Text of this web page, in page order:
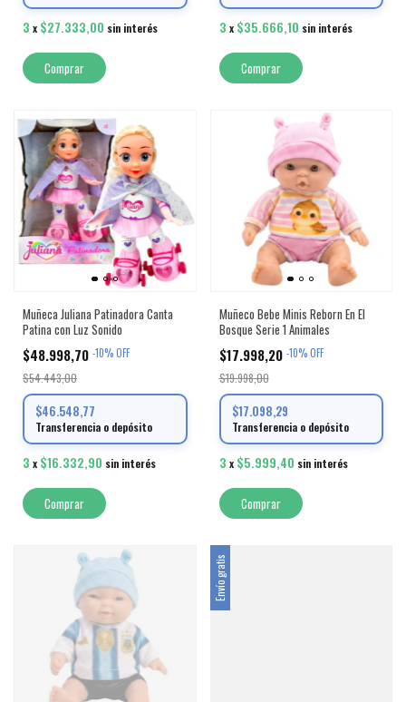
3 x $27.333,00 sin interés 3 x $35.666,10 sin interés
Muñeca Juliana Patinadora Canta
Patina con Luz Sonido
$48.998,70 -10%OFF
$54.443,00
$46.548,77
Transferencia o depósito
3 x $16.332,90 sin interés
Muñeco Bebe Minis Reborn En El
Bosque Serie 1 Animales
$17.998,20 -10%OFF
$19.998,00
$17.098,29
Transferencia o depósito
3 x $5.999,40 sin interés
Comprar
Envío gratis